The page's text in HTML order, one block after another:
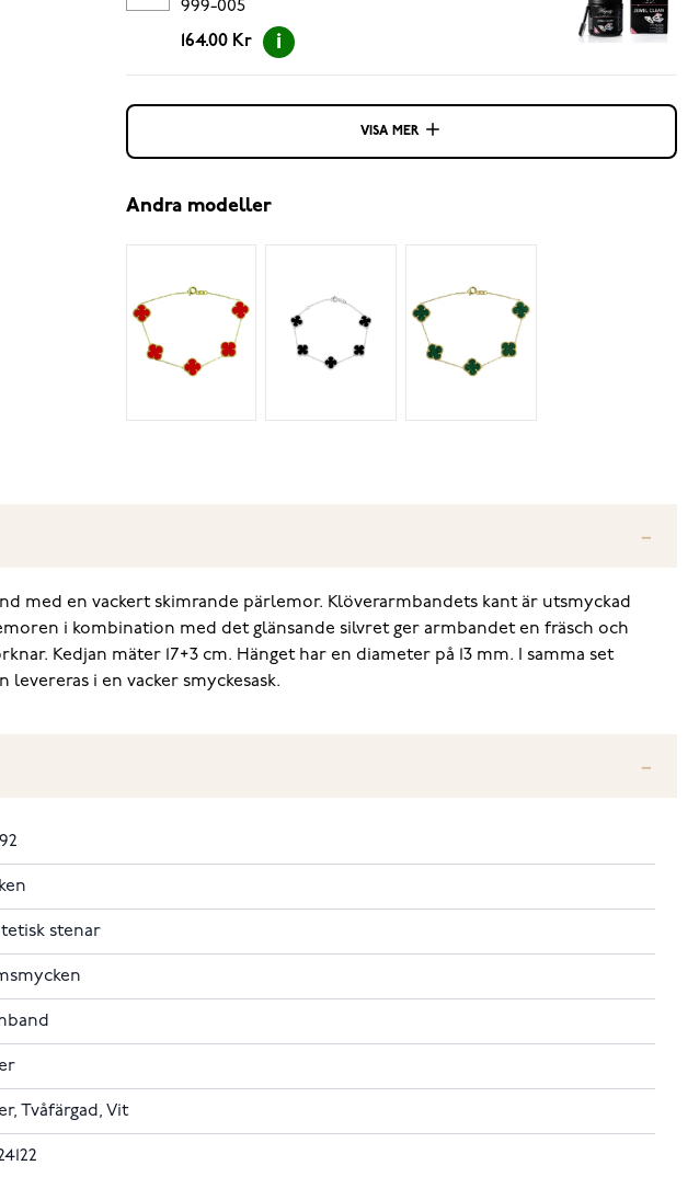
999-005
164.00 Kr
VISA MER
Andra modeller
med en vackert skimrande pärlemor. Klöverarmbandets kant är utsmyckad
i kombination med det glänsande silvret ger armbandet en fräsch och
Kedjan mäter 17+3 cm. Hänget har en diameter på 13 mm. I samma set
i en vacker smyckesask.
stenar
Tvåfärgad, Vit